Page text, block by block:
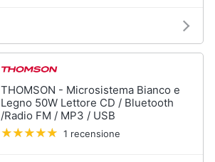
THOMSON - Microsistema Bianco e
Legno 50W Lettore CD / Bluetooth
/Radio FM / MP3 / USB
1 recensione